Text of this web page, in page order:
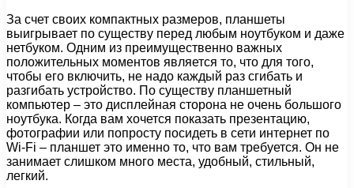
За счет своих компактных размеров, планшеты
выигрывает по существу перед любым ноутбуком и даже
нетбуком. Одним из преимущественно важных
положительных моментов является то, что для того,
чтобы его включить, не надо каждый раз сгибать и
разгибать устройство. По существу планшетный
компьютер – это дисплейная сторона не очень большого
ноутбука. Когда вам хочется показать презентацию,
фотографии или попросту посидеть в сети интернет по
Wi-Fi – планшет это именно то, что вам требуется. Он не
занимает слишком много места, удобный, стильный,
легкий.